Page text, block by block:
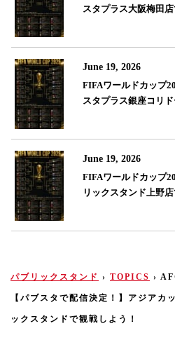
スタプラス大阪梅田店
June 19, 2026
FIFAワールドカップ
スタプラス銀座コリ
June 19, 2026
FIFAワールドカップ
リックスタンド上野
パブリックスタンド › TOPICS ›
【パブスタで配信決定！】アジアカ
ックスタンドで観戦しよう！